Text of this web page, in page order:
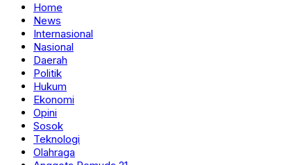
Home
News
Internasional
Nasional
Daerah
Politik
Hukum
Ekonomi
Opini
Sosok
Teknologi
Olahraga